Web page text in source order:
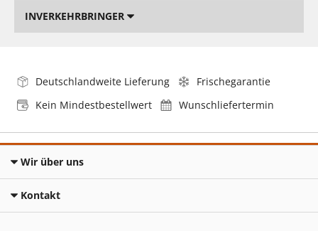
INVERKEHRBRINGER
Deutschlandweite Lieferung
Frischegarantie
Kein Mindestbestellwert
Wunschliefertermin
Wir über uns
Kontakt